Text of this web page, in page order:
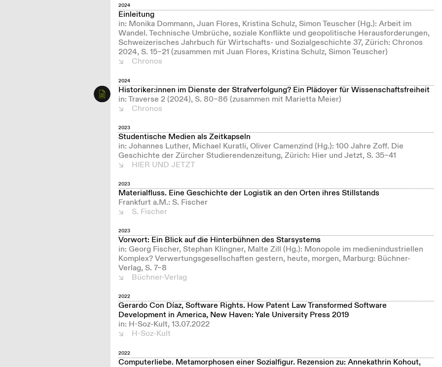
2024
Einleitung
in: Monika Dommann, Juan Flores, Kristina Schulz, Simon Teuscher (Hg.): Arbeit im
Wandel. Technische Umbrüche, soziale Konflikte und geopolitische Herausforderungen,
Schweizerisches Jahrbuch für Wirtschafts- und Sozialgeschichte 37, Zürich: Chronos
2024, S. 15–21 (zusammen mit Juan Flores, Kristina Schulz, Simon Teuscher)
Chronos
2024
Historiker:innen im Dienste der Strafverfolgung? Ein Plädoyer für Wissenschaftsfreiheit
in: Traverse 2 (2024), S. 80–86 (zusammen mit Marietta Meier)
Chronos
2023
Studentische Medien als Zeitkapseln
in: Johannes Luther, Michael Kuratli, Oliver Camenzind (Hg.): 100 Jahre Zoff. Die
Geschichte der Zürcher Studierendenzeitung, Zürich: Hier und Jetzt, S. 35–41
HIER UND JETZT
2023
Materialfluss. Eine Geschichte der Logistik an den Orten ihres Stillstands
Frankfurt a.M.: S. Fischer
S. Fischer
2023
Vorwort: Ein Blick auf die Hinterbühnen des Starsystems
in: Georg Fischer, Stephan Klingner, Malte Zill (Hg.): Monopole im medienindustriellen
Komplex? Verwertungsgesellschaften gestern, heute, morgen, Marburg: Büchner-
Verlag, S. 7–8
Büchner-Verlag
2022
Gerardo Con Díaz, Software Rights. How Patent Law Transformed Software
Development in America, New Haven: Yale University Press 2019
in: H-Soz-Kult, 13.07.2022
H-Soz-Kult
2022
Computerliebe. Metamorphosen einer Sozialfigur. Rezension zu: Annekathrin Kohout,